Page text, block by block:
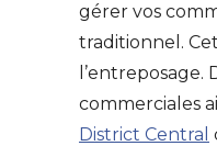
gérer vos
traditionnel.
commerciales
District Central